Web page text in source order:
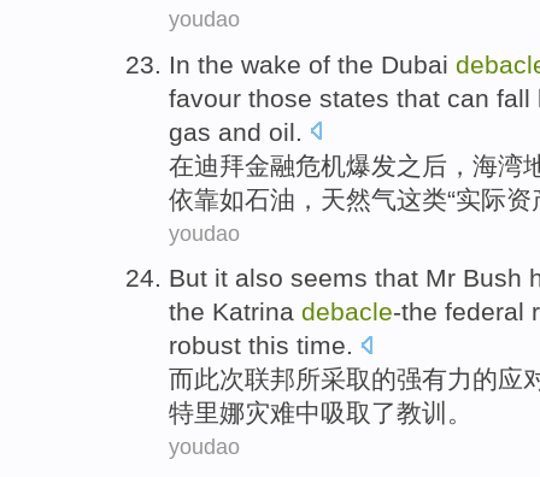
youdao
In the wake of the Dubai
favour those states that can fall
gas and oil
在迪拜金融危机爆发之后 ， 海湾
依靠如石油 ， 天然气这类“实际资
youdao
But it also seems that Mr Bush
the Katrina debacle-the federal
robust this time.
而此次联邦所采取的强有力的应
特里娜灾难中吸取了教训 。
youdao